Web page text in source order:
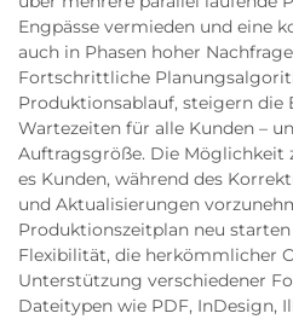
Engpässe vermieden und eine
auch in Phasen hoher
Fortschrittliche
Produktionsablauf, steigern die
Wartezeiten für alle Kunden –
Auftragsgröße. Die Möglichkeit
es Kunden, während des
und Aktualisierungen
Produktionszeitplan neu starten
Flexibilität, die herkömmlicher
Unterstützung verschiedener
Dateitypen wie PDF, InDesign,